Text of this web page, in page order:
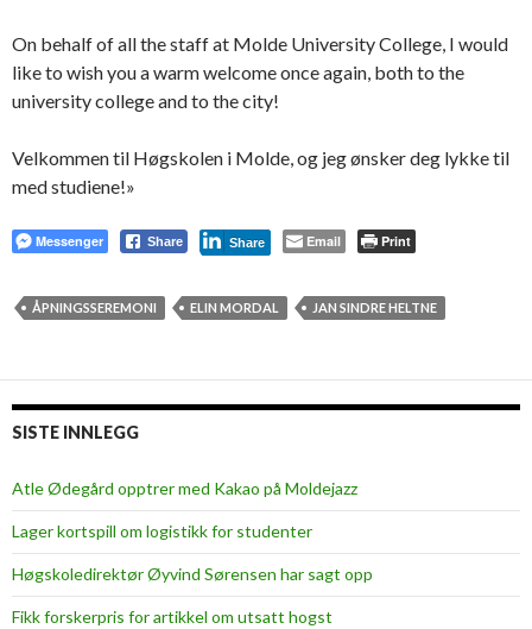
On behalf of all the staff at Molde University College, I would
like to wish you a warm welcome once again, both to the
university college and to the city!
Velkommen til Høgskolen i Molde, og jeg ønsker deg lykke til
med studiene!»
Messenger Share Share Email Print
ÅPNINGSSEREMONI ELIN MORDAL JAN SINDRE HELTNE
SISTE INNLEGG
Atle Ødegård opptrer med Kakao på Moldejazz
Lager kortspill om logistikk for studenter
Høgskoledirektør Øyvind Sørensen har sagt opp
Fikk forskerpris for artikkel om utsatt hogst